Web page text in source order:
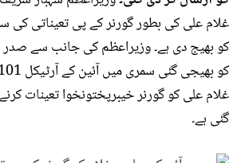
غلام علی کی بطور گورنر کے پی تعیناتی
کو بھیج دی ہے۔ وزیراعظم کی جانب سے صدر
غلام علی کو گورنر خیبرپختونخوا تعینات
گئی ہے۔